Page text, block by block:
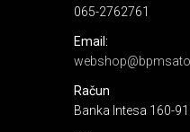
065-2762761
Email:
Račun
Banka Intesa 160-